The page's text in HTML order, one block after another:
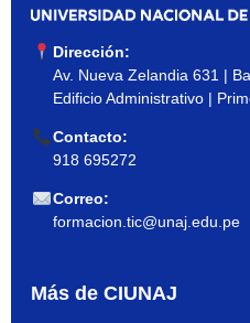
Dirección:
Av. Nueva Zelandia 631 |
Edificio Administrativo |
Contacto:
918 695272
Correo:
formacion.tic@unaj.edu.pe
Más de CIUNAJ